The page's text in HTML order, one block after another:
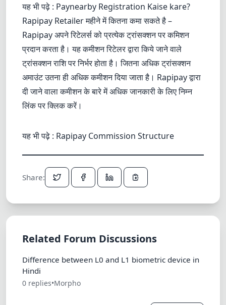
यह भी पढ़े : Paynearby Registration Kaise kare?
Rapipay Retailer महीने में कितना कमा सकते है –
Rapipay अपने रिटेलर्स को प्रत्येक ट्रांसक्शन पर कमिशन
प्रदान करता है। यह कमीशन रिटेलर द्वारा किये जाने वाले
ट्रांसक्शन राशि पर निर्भर होता है। जितना अधिक ट्रांसक्शन
अमाउंट उतना ही अधिक कमीशन दिया जाता है। Rapipay द्वारा
दी जाने वाला कमीशन के बारे में अधिक जानकारी के लिए निम्न
लिंक पर क्लिक करें।
यह भी पढ़े : Rapipay Commission Structure
Share:
Related Forum Discussions
Difference between L0 and L1 biometric device in
Hindi
0 replies•Morpho